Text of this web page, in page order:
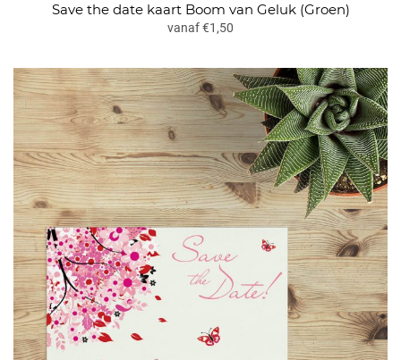
Save the date kaart Boom van Geluk (Groen)
vanaf €1,50